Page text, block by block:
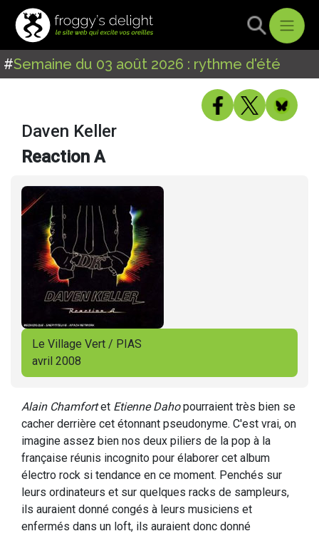
#Semaine du 03 août 2026 : rythme d'été
Daven Keller
Reaction A
Le Village Vert / PIAS
avril 2008
Alain Chamfortet Etienne Dahopourraient très bien se
cacher derrière cet étonnant pseudonyme. C'est vrai, on
imagine assez bien nos deux piliers de la pop à la
française réunis incognito pour élaborer cet album
électro rock si tendance en ce moment. Penchés sur
leurs ordinateurs et sur quelques racks de sampleurs,
ils auraient donné congés à leurs musiciens et
enfermés dans un loft, ils auraient donc donné